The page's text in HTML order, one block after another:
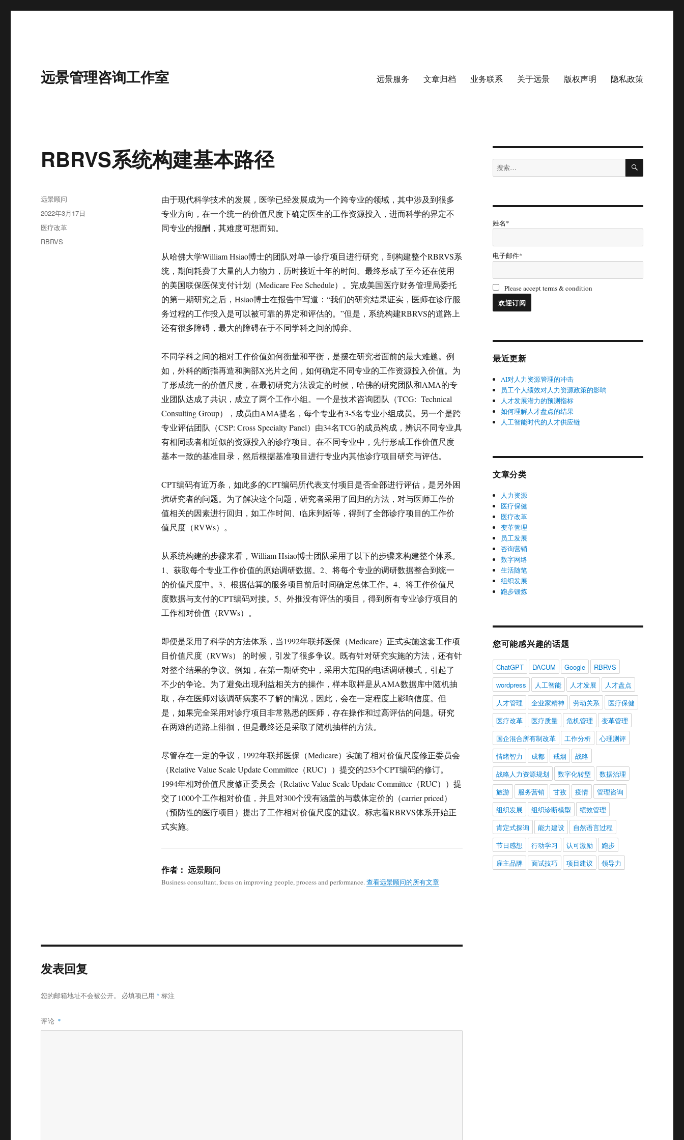
远景管理咨询工作室 远景服务 文章归档 业务联系 关于远景 版权声明 隐私政策
RBRVS系统构建基本路径
由于现代科学技术的发展，医学已经发展成为一个跨专业的领域，其中涉及到很多
专业方向，在一个统一的价值尺度下确定医生的工作资源投入，进而科学的界定不
同专业的报酬，其难度可想而知。
从哈佛大学William Hsiao博士的团队对单一诊疗项目进行研究，到构建整个RBRVS系
统，期间耗费了大量的人力物力，历时接近十年的时间。最终形成了至今还在使用
的美国联保医保支付计划（Medicare Fee Schedule）。完成美国医疗财务管理局委托
的第一期研究之后，Hsiao博士在报告中写道：“我们的研究结果证实，医师在诊疗服
务过程的工作投入是可以被可靠的界定和评估的。”但是，系统构建RBRVS的道路上
还有很多障碍，最大的障碍在于不同学科之间的博弈。
不同学科之间的相对工作价值如何衡量和平衡，是摆在研究者面前的最大难题。例
如，外科的断指再造和胸部X光片之间，如何确定不同专业的工作资源投入价值。为
了形成统一的价值尺度，在最初研究方法设定的时候，哈佛的研究团队和AMA的专
业团队达成了共识，成立了两个工作小组。一个是技术咨询团队（TCG: Technical
Consulting Group），成员由AMA提名，每个专业有3-5名专业小组成员。另一个是跨
专业评估团队（CSP: Cross Specialty Panel）由34名TCG的成员构成，辨识不同专业具
有相同或者相近似的资源投入的诊疗项目。在不同专业中，先行形成工作价值尺度
基本一致的基准目录，然后根据基准项目进行专业内其他诊疗项目研究与评估。
CPT编码有近万条，如此多的CPT编码所代表支付项目是否全部进行评估，是另外困
扰研究者的问题。为了解决这个问题，研究者采用了回归的方法，对与医师工作价
值相关的因素进行回归，如工作时间、临床判断等，得到了全部诊疗项目的工作价
值尺度（RVWs）。
从系统构建的步骤来看，William Hsiao博士团队采用了以下的步骤来构建整个体系。
1、获取每个专业工作价值的原始调研数据。2、将每个专业的调研数据整合到统一
的价值尺度中。3、根据估算的服务项目前后时间确定总体工作。4、将工作价值尺
度数据与支付的CPT编码对接。5、外推没有评估的项目，得到所有专业诊疗项目的
工作相对价值（RVWs）。
即便是采用了科学的方法体系，当1992年联邦医保（Medicare）正式实施这套工作项
目价值尺度（RVWs） 的时候，引发了很多争议。既有针对研究实施的方法，还有针
对整个结果的争议。例如，在第一期研究中，采用大范围的电话调研模式，引起了
不少的争论。为了避免出现利益相关方的操作，样本取样是从AMA数据库中随机抽
取，存在医师对该调研病案不了解的情况，因此，会在一定程度上影响信度。但
是，如果完全采用对诊疗项目非常熟悉的医师，存在操作和过高评估的问题。研究
在两难的道路上徘徊，但是最终还是采取了随机抽样的方法。
尽管存在一定的争议，1992年联邦医保（Medicare）实施了相对价值尺度修正委员会
（Relative Value Scale Update Committee（RUC））提交的253个CPT编码的修订。
1994年相对价值尺度修正委员会（Relative Value Scale Update Committee（RUC））提
交了1000个工作相对价值，并且对300个没有涵盖的与载体定价的（carrier priced）
（预防性的医疗项目）提出了工作相对价值尺度的建议。标志着RBRVS体系开始正
式实施。
作者： 远景顾问
Business consultant, focus on improving people, process and performance.查看远景顾问的所有文章
作
者
远景顾问
发
布
于
2022年3月17日
分
类
医疗改革
标
RBRVS
发表回复
您的邮箱地址不会被公开。 必填项已用 * 标注
评论 *
搜
索：
搜
姓名*
电子邮件*
Please accept terms & condition
最近更新
AI对人力资源管理的冲击
员工个人绩效对人力资源政策的影响
人才发展潜力的预测指标
如何理解人才盘点的结果
人工智能时代的人才供应链
文章分类
人力资源
医疗保健
医疗改革
变革管理
员工发展
咨询营销
数字网络
生活随笔
组织发展
跑步锻炼
您可能感兴趣的话题
ChatGPT DACUM Google
RBRVS
wordpress
人工智能 人才发展
人才盘点
人才管理
企业家精神 劳动关系
医疗保健
医疗改革
医疗质量 危机管理
变革管理
国企混合所有制改革
工作分析
心理测评
情绪智力
成都 戒烟
战略
战略人力资源规划
数字化转型
数据治理
旅游
服务营销 甘孜 疫情
管理咨询
组织发展
组织诊断模型
绩效管理
肯定式探询
能力建设
自然语言过程
节日感想
行动学习 认可激励
跑步
雇主品牌
面试技巧 项目建议 领导力